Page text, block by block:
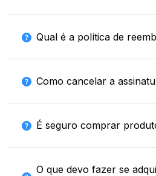
Qual é a política de
Como cancelar a
É seguro comprar
O que devo fazer se